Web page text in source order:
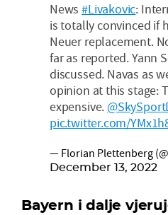
News#Livakovic:
is totally convinced if
Neuer replacement.
far as reported. Yann
discussed. Navas as
opinion at this stage:
expensive.
pic.twitter.com/
— Florian Plettenberg
December 13, 2022
Bayern i dalje